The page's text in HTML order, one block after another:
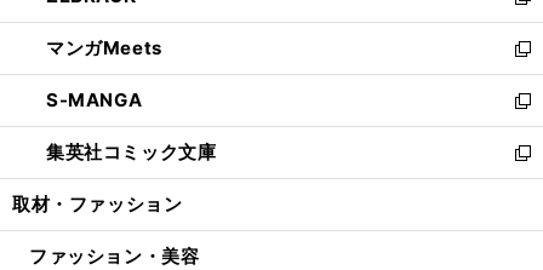
開
く
ウ
で
開
く
ン
ド
ウ
で
開
く
ウ
ィ
ン
ド
ウ
で
開
し
い
ウ
ィ
ン
ド
ウ
開
マンガMeets
新
し
い
ウ
ィ
ン
ウ
S-MANGA
新
し
い
ウ
ン
集英社コミック文庫
新
し
ウ
取材・ファッション
ファッション・美容